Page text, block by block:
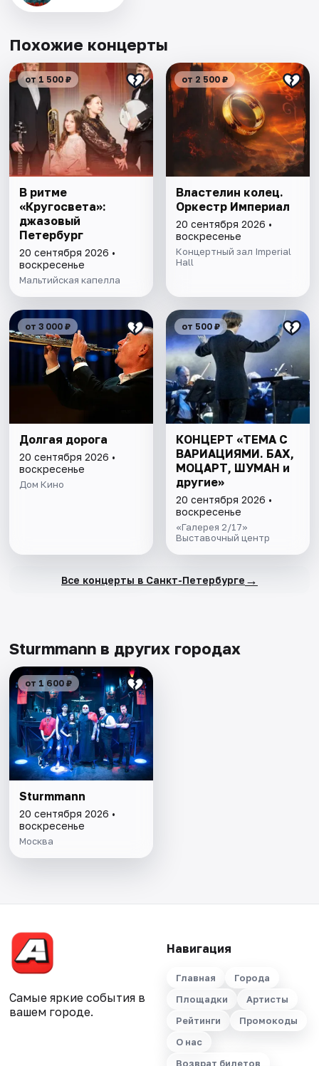
Похожие концерты
от 1 500 ₽
В ритме
«Кругосвета»:
джазовый
Петербург
20 сентября 2026 •
воскресенье
Мальтийская капелла
от 2 500 ₽
Властелин колец.
Оркестр Империал
20 сентября 2026 •
воскресенье
Концертный зал Imperial
Hall
от 3 000 ₽
Долгая дорога
20 сентября 2026 •
воскресенье
Дом Кино
от 500 ₽
КОНЦЕРТ «ТЕМА С
ВАРИАЦИЯМИ. БАХ,
МОЦАРТ, ШУМАН и
другие»
20 сентября 2026 •
воскресенье
«Галерея 2/17»
Выставочный центр
Все концерты в Санкт-Петербурге →
Sturmmann в других городах
от 1 600 ₽
Sturmmann
20 сентября 2026 •
воскресенье
Москва
Самые яркие события в
вашем городе.
Навигация
Главная
Города
Площадки
Артисты
Рейтинги
Промокоды
О нас
Возврат билетов